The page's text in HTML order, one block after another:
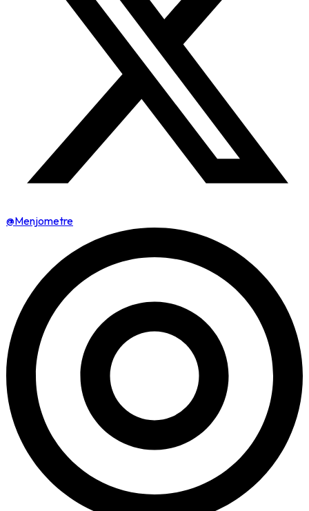
@Menjometre